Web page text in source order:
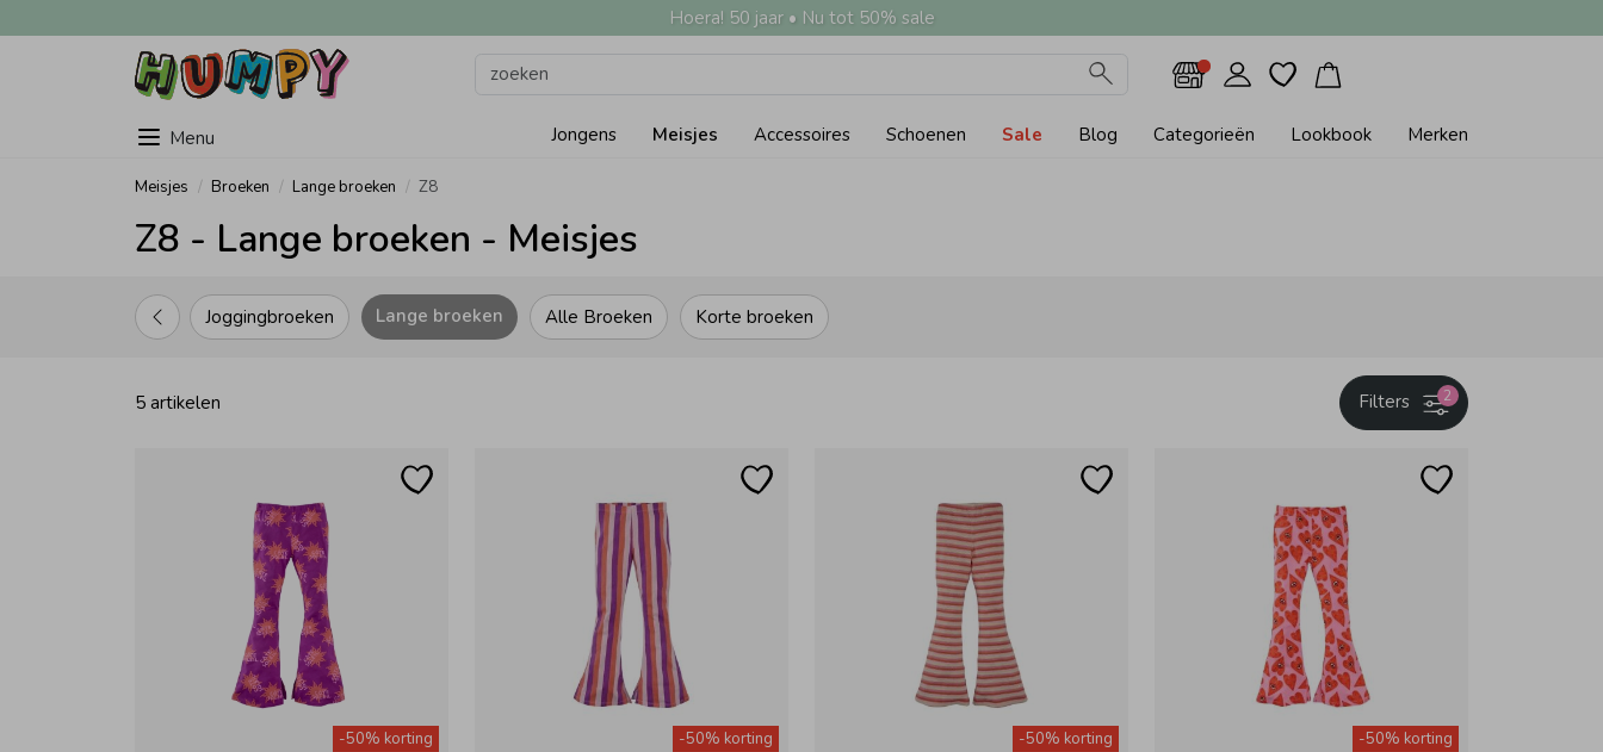
Hoera! 50 jaar • Nu tot 50% sale
Menu Jongens Meisjes Accessoires Schoenen Sale Blog Categorieën Lookbook Merken
Meisjes Broeken Lange broeken Z8
Z8 - Lange broeken - Meisjes
Alle Broeken
Joggingbroeken Korte broeken
Lange broeken
5 artikelen 2
Filters
-50% korting -50% korting -50% korting -50% korting